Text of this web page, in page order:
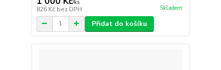
/ks
826 Kč bez DPH Skladem
Přidat do košíku